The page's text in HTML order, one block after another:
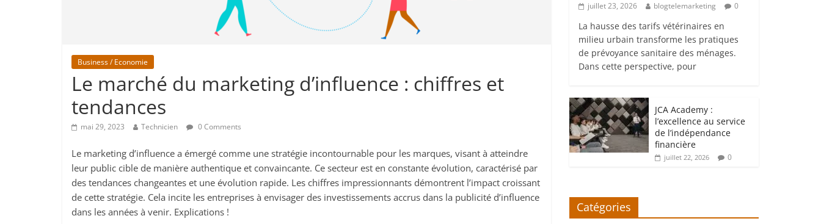
Business / Economie
Le marché du marketing d’influence : chiffres et
tendances
mai 29, 2023 Technicien 0 Comments
Le marketing d’influence a émergé comme une stratégie incontournable pour les marques, visant à atteindre
leur public cible de manière authentique et convaincante. Ce secteur est en constante évolution, caractérisé par
des tendances changeantes et une évolution rapide. Les chiffres impressionnants démontrent l’impact croissant
de cette stratégie. Cela incite les entreprises à envisager des investissements accrus dans la publicité d’influence
dans les années à venir. Explications !
juillet 23, 2026 blogtelemarketing 0
La hausse des tarifs vétérinaires en
milieu urbain transforme les pratiques
de prévoyance sanitaire des ménages.
Dans cette perspective, pour
JCA Academy :
l’excellence au service
de l’indépendance
financière
juillet 22, 2026 0
Catégories